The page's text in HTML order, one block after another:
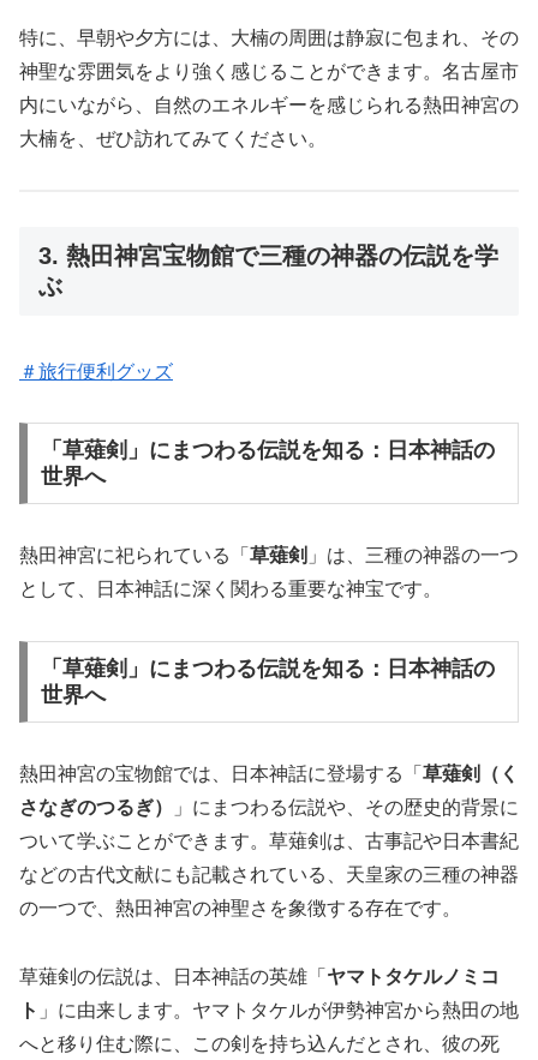
特に、早朝や夕方には、大楠の周囲は静寂に包まれ、その
神聖な雰囲気をより強く感じることができます。名古屋市
内にいながら、自然のエネルギーを感じられる熱田神宮の
大楠を、ぜひ訪れてみてください。
3. 熱田神宮宝物館で三種の神器の伝説を学
ぶ
＃旅行便利グッズ
「草薙剣」にまつわる伝説を知る：日本神話の
世界へ
熱田神宮に祀られている「 草薙剣 」は、三種の神器の一つ
として、日本神話に深く関わる重要な神宝です。
「草薙剣」にまつわる伝説を知る：日本神話の
世界へ
熱田神宮の宝物館では、日本神話に登場する「 草薙剣（く
さなぎのつるぎ）
」にまつわる伝説や、その歴史的背景に
ついて学ぶことができます。草薙剣は、古事記や日本書紀
などの古代文献にも記載されている、天皇家の三種の神器
の一つで、熱田神宮の神聖さを象徴する存在です。
草薙剣の伝説は、日本神話の英雄「 ヤマトタケルノミコ
ト 」に由来します。ヤマトタケルが伊勢神宮から熱田の地
へと移り住む際に、この剣を持ち込んだとされ、彼の死